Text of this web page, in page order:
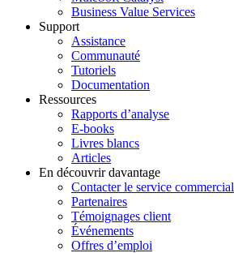
Business Value Services
Support
Assistance
Communauté
Tutoriels
Documentation
Ressources
Rapports d’analyse
E-books
Livres blancs
Articles
En découvrir davantage
Contacter le service commercial
Partenaires
Témoignages client
Événements
Offres d’emploi